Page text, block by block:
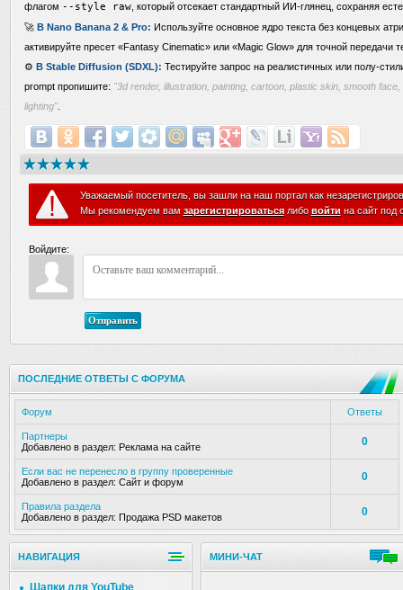
флагом --style raw , который отсекает стандартный ИИ-глянец, сохраняя
🚀 В Nano Banana 2 & Pro: Используйте основное ядро текста без концевых
активируйте пресет «Fantasy Cinematic» или «Magic Glow» для точной передачи
⚙️ В Stable Diffusion (SDXL): Тестируйте запрос на реалистичных или полу-
prompt пропишите: "3d render, illustration, painting, cartoon, plastic skin, smooth
lighting"
Уважаемый посетитель, вы зашли на наш портал как
Мы рекомендуем вам зарегистрироватьсялибо войти на сайт под
Войдите:
Отправить
ПОСЛЕДНИЕ ОТВЕТЫ С ФОРУМА
Форум Ответы
Партнеры
Добавлено в раздел: Реклама на сайте 0
Если вас не перенесло в группу проверенные
Добавлено в раздел: Сайт и форум 0
Правила раздела
Добавлено в раздел: Продажа PSD макетов 0
НАВИГАЦИЯ
Шапки для YouTube
МИНИ-ЧАТ